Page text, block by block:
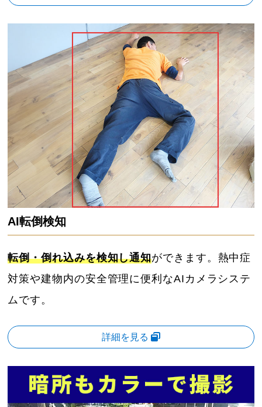
AI転倒検知
転倒・倒れ込みを検知し通知ができます。熱中症
対策や建物内の安全管理に便利なAIカメラシステ
ムです。
詳細を見る